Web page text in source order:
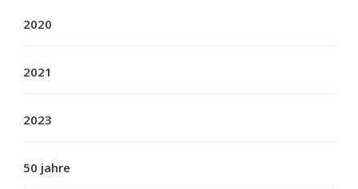
2020
2021
2023
50 jahre